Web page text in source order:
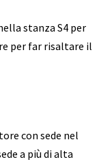
stanza S4 per
per far risaltare il
con sede nel
a più di alta